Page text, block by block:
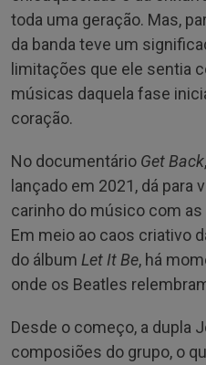
toda uma geração. Mas,
da banda teve um
limitações que ele sentia
músicas daquela fase
coração.
No documentário Get Back
lançado em 2021, dá para
carinho do músico com
Em meio ao caos criativo
do álbum Let It Be, há
onde os Beatles
Desde o começo, a dupla
composiões do grupo, o